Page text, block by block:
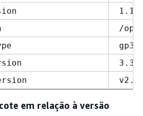
/opt/
gp3
em relação à versão